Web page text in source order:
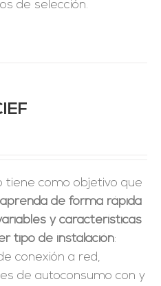
de selección.
tiene como objetivo que
aprenda de forma rápida
y características
tipo de instalación:
conexión a red,
de autoconsumo con y